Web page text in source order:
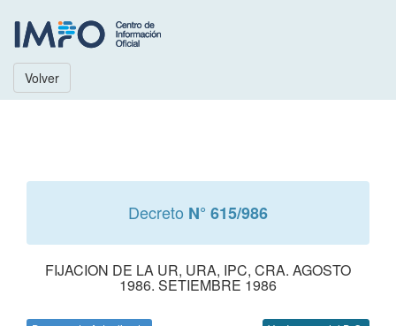
Volver
Decreto N° 615/986
FIJACION DE LA UR, URA, IPC, CRA. AGOSTO
1986. SETIEMBRE 1986